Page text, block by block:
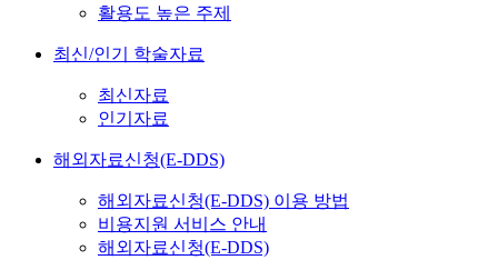
활용도 높은 주제
최신/인기 학술자료
최신자료
인기자료
해외자료신청(E-DDS)
해외자료신청(E-DDS) 이용 방법
비용지원 서비스 안내
해외자료신청(E-DDS)